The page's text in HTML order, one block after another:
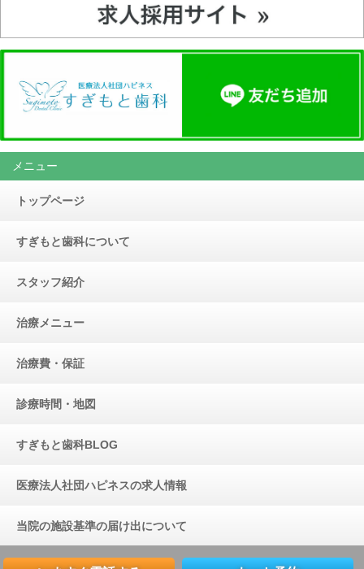
メニュー
トップページ
すぎもと歯科について
スタッフ紹介
治療メニュー
治療費・保証
診療時間・地図
すぎもと歯科BLOG
医療法人社団ハピネスの求人情報
当院の施設基準の届け出について